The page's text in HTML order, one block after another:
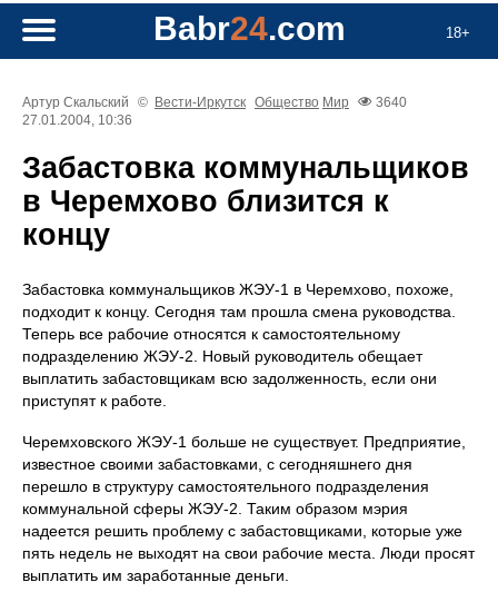
18+
Babr24.com
Артур Скальский © Вести-Иркутск Общество Мир
3640
27.01.2004, 10:36
Забастовка коммунальщиков
в Черемхово близится к
концу
Забастовка коммунальщиков ЖЭУ-1 в Черемхово, похоже,
подходит к концу. Сегодня там прошла смена руководства.
Теперь все рабочие относятся к самостоятельному
подразделению ЖЭУ-2. Новый руководитель обещает
выплатить забастовщикам всю задолженность, если они
приступят к работе.
Черемховского ЖЭУ-1 больше не существует. Предприятие,
известное своими забастовками, с сегодняшнего дня
перешло в структуру самостоятельного подразделения
коммунальной сферы ЖЭУ-2. Таким образом мэрия
надеется решить проблему с забастовщиками, которые уже
пять недель не выходят на свои рабочие места. Люди просят
выплатить им заработанные деньги.